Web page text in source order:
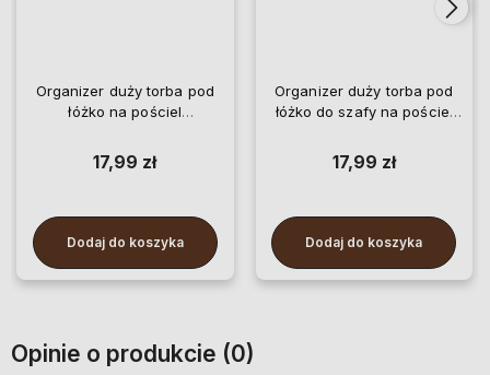
Organizer duży torba pod
łóżko na pościel
17,99 zł
Dodaj do koszyka
Organizer duży torba pod
łóżko do szafy na pościel
17,99 zł
Dodaj do koszyka
Opinie o produkcie (0)